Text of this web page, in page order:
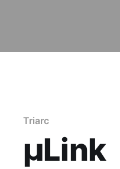
Triarc
μLink